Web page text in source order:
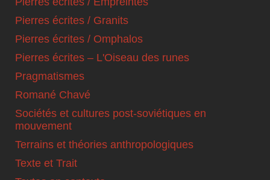
Pierres écrites / Granits
Pierres écrites / Omphalos
Pierres écrites – L'Oiseau des runes
Pragmatismes
Romané Chavé
Sociétés et cultures post-soviétiques en
mouvement
Terrains et théories anthropologiques
Texte et Trait